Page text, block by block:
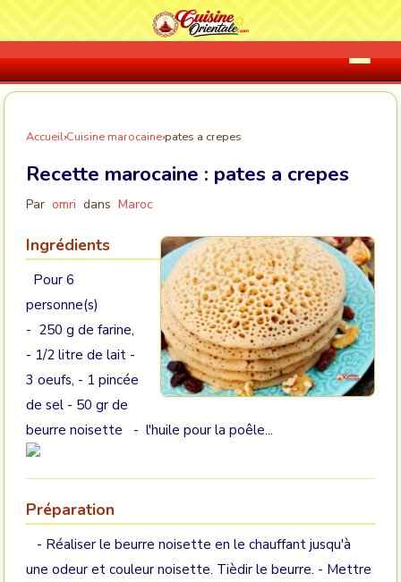
Accueil›Cuisine marocaine›pates a crepes
Recette marocaine : pates a crepes
Par omri dans Maroc
Ingrédients
Pour 6
personne(s)
- 250 g de farine,
- 1/2 litre de lait -
3 oeufs, - 1 pincée
de sel - 50 gr de
beurre noisette - l'huile pour la poêle...
Préparation
- Réaliser le beurre noisette en le chauffant jusqu'à
une odeur et couleur noisette. Tièdir le beurre. - Mettre